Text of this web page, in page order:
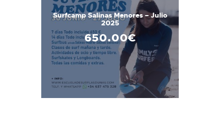
Surfcamp Salinas Menores – Julio
2025
650.00€